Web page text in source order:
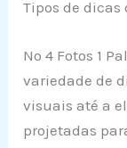
Tipos de
No 4 Fotos 1
variedade de
visuais até a
projetadas